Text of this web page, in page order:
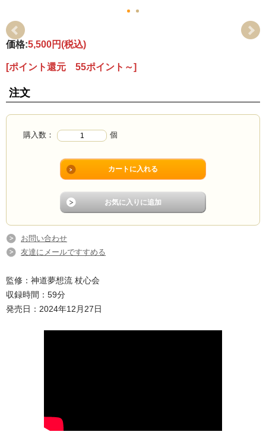
価格:5,500円(税込)
[ポイント還元 55ポイント～]
注文
購入数： 個
お問い合わせ
友達にメールですすめる
監修：神道夢想流 杖心会
収録時間：59分
発売日：2024年12月27日